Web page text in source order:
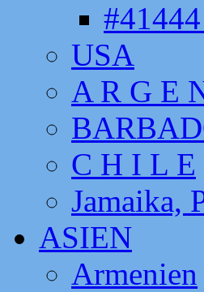
USA
A R G E
C H I L E
Jamaika,
ASIEN
Armenien